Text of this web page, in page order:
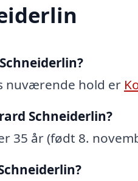
nuværende hold er
Schneiderlin?
35 år (født 8.